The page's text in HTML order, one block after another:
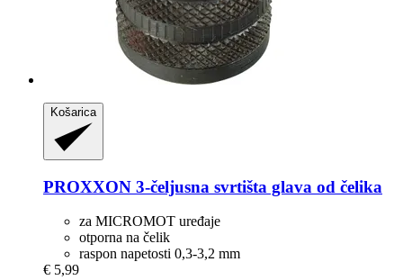
Košarica
PROXXON 3-​čeljusna svrtišta glava od čelika
za MICROMOT uređaje
otporna na čelik
raspon napetosti 0,3-3,2 mm
€ 5,99